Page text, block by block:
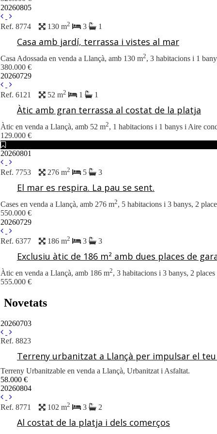
20260805
Ref. 8774 130 m2 3 1
Casa amb jardí, terrassa i vistes al mar
Casa Adossada en venda a Llançà, amb 130 m2, 3 habitacions i 1
380.000 €
20260729
Ref. 6121 52 m2 1 1
Àtic amb gran terrassa al costat de la platja
Àtic en venda a Llançà, amb 52 m2, 1 habitacions i 1 banys i Aire
129.000 €
20260801
Ref. 7753 276 m2 5 3
El mar es respira. La pau se sent.
Cases en venda a Llançà, amb 276 m2, 5 habitacions i 3 banys, 2
550.000 €
20260729
Ref. 6377 186 m2 3 3
Exclusiu àtic de 186 m² amb dues places de
Àtic en venda a Llançà, amb 186 m2, 3 habitacions i 3 banys, 2
555.000 €
Novetats
20260703
Ref. 8823
Terreny urbanitzat a Llançà per impulsar el
Terreny Urbanitzable en venda a Llançà, Urbanitzat i Asfaltat.
58.000 €
20260804
Ref. 8771 102 m2 3 2
Al costat de la platja i dels comerços